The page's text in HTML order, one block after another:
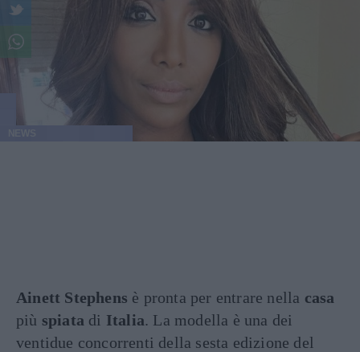
Ainett Stephens è pronta per entrare nella casa
più spiata di Italia. La modella è una dei
ventidue concorrenti della sesta edizione del